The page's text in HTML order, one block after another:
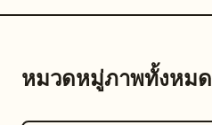
หมวดหมู่ภาพทั้งหมด